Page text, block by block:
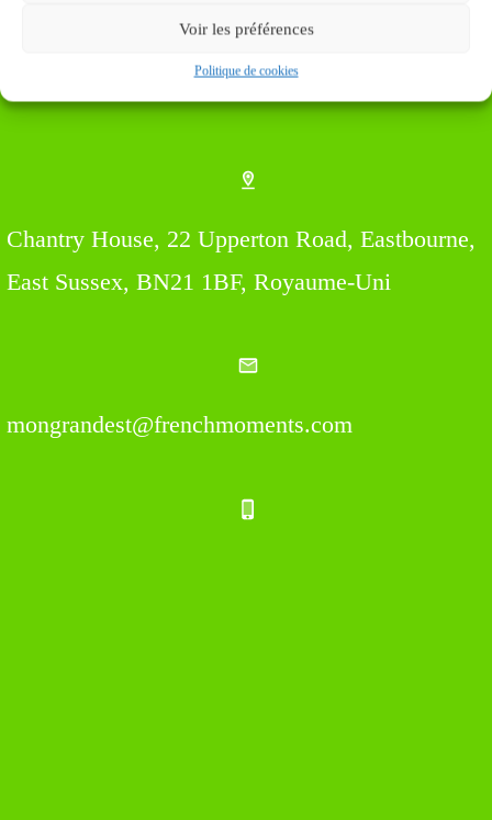
Voir les préférences
Politique de cookies
Chantry House, 22 Upperton Road, Eastbourne,
East Sussex, BN21 1BF, Royaume-Uni
mongrandest@frenchmoments.com